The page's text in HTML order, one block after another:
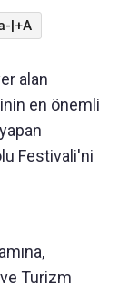
|+A
alan
en önemli
Festivali'ni
Turizm